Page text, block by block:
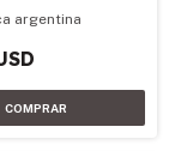
argentina